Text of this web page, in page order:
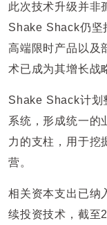
此次技术升级并非
Shake Shack仍坚
高端限时产品以及
术已成为其增长战
Shake Shack计划
系统，形成统一的
力的支柱，用于挖
营。
相关资本支出已纳
续投资技术，截至